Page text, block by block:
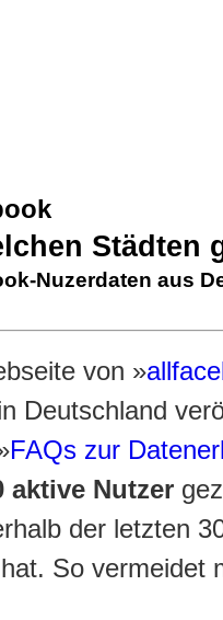
Städten
Nuzerdaten aus
von »
Deutschland
FAQs zur
aktive Nutzer
der letzten
So vermeidet